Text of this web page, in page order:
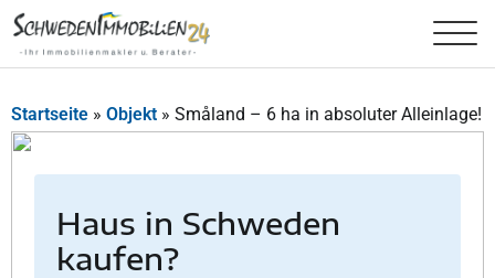
Startseite » Objekt » Småland – 6 ha in absoluter Alleinlage!
Haus in Schweden
kaufen?